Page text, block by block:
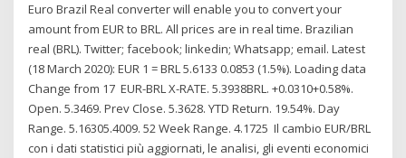
Euro Brazil Real converter will enable you to convert your
amount from EUR to BRL. All prices are in real time. Brazilian
real (BRL). Twitter; facebook; linkedin; Whatsapp; email. Latest
(18 March 2020): EUR 1 = BRL 5.6133 0.0853 (1.5%). Loading data
Change from 17 EUR-BRL X-RATE. 5.3938BRL. +0.0310+0.58%.
Open. 5.3469. Prev Close. 5.3628. YTD Return. 19.54%. Day
Range. 5.16305.4009. 52 Week Range. 4.1725 Il cambio EUR/BRL
con i dati statistici più aggiornati, le analisi, gli eventi economici